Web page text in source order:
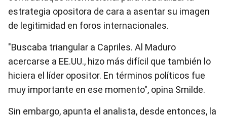
estrategia opositora de cara a asentar su imagen
de legitimidad en foros internacionales.
"Buscaba triangular a Capriles. Al Maduro
acercarse a EE.UU., hizo más difícil que también lo
hiciera el líder opositor. En términos políticos fue
muy importante en ese momento", opina Smilde.
Sin embargo, apunta el analista, desde entonces, la